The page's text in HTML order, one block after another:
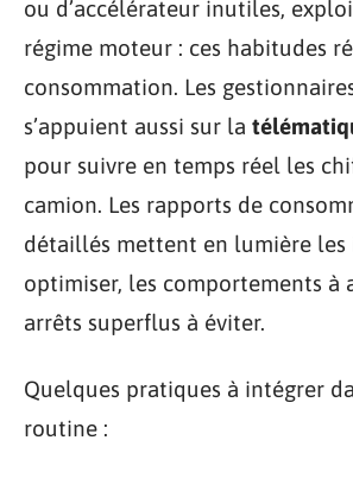
ou d’accélérateur inutiles,
régime moteur : ces habitudes
consommation. Les
s’appuient aussi sur la
pour suivre en temps réel les
camion. Les rapports de
détaillés mettent en lumière les
optimiser, les comportements à
arrêts superflus à éviter.
Quelques pratiques à intégrer
routine :